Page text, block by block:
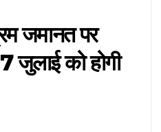
जमानत पर
जुलाई को होगी